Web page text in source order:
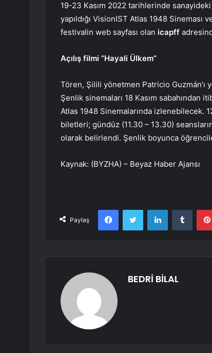
19-23 Kasım 2022 tarihlerinde sanayideki
yapıldığı VisionIST Atlas 1948 Sineması
festivalin web sayfası olan icapff
Açılış filmi “Hayali Ülkem”
Tören, Şilili yönetmen Patricio Guzmán’ı
Şenlik sinemaları 18 Kasım sabahından
Atlas 1948 Sinemalarında izlenebilecek.
biletleri; gündüz (11.30 – 13.30)
olarak belirlendi. Şenlik boyunca
Kaynak: (BYZHA) – Beyaz Haber Ajansı
Paylaş
FacebookTwitter LinkedIn
BEDRİ BİLAL